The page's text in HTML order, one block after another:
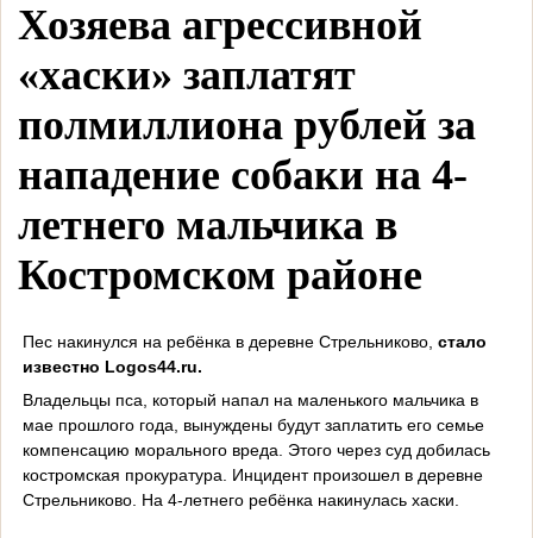
Хозяева агрессивной
«хаски» заплатят
полмиллиона рублей за
нападение собаки на 4-
летнего мальчика в
Костромском районе
Пес накинулся на ребёнка в деревне Стрельниково, стало
известно Logos44.ru.
Владельцы пса, который напал на маленького мальчика в
мае прошлого года, вынуждены будут заплатить его семье
компенсацию морального вреда. Этого через суд добилась
костромская прокуратура. Инцидент произошел в деревне
Стрельниково. На 4-летнего ребёнка накинулась хаски.